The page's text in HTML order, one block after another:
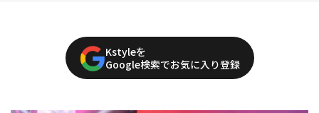
Kstyleを
Google検索でお気に入り登録